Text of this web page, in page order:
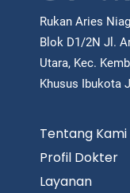
Rukan Aries
Blok D1/2N Jl.
Utara, Kec.
Khusus Ibukota
Tentang Kami
Profil Dokter
Layanan